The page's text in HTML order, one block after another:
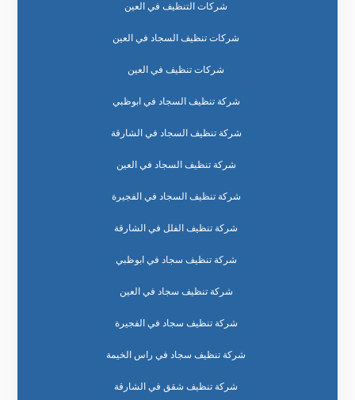
شركات التنظيف في العين
شركات تنظيف السجاد في العين
شركات تنظيف في العين
شركة تنظيف السجاد في ابوظبي
شركة تنظيف السجاد في الشارقة
شركة تنظيف السجاد في العين
شركة تنظيف السجاد في الفجيرة
شركة تنظيف الفلل في الشارقة
شركة تنظيف سجاد في ابوظبي
شركة تنظيف سجاد في العين
شركة تنظيف سجاد في الفجيرة
شركة تنظيف سجاد في راس الخيمة
شركة تنظيف شقق في الشارقة